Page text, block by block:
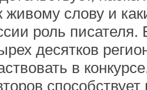
живому слову и
роль
десятков
в
способствует